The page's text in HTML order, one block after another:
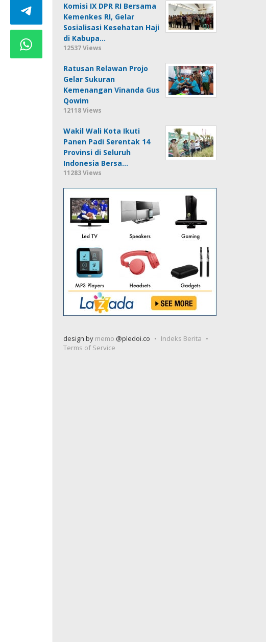
Komisi IX DPR RI Bersama
Kemenkes RI, Gelar
Sosialisasi Kesehatan Haji
di Kabupa…
12537 Views
Ratusan Relawan Projo
Gelar Sukuran
Kemenangan Vinanda Gus
Qowim
12118 Views
Wakil Wali Kota Ikuti
Panen Padi Serentak 14
Provinsi di Seluruh
Indonesia Bersa…
11283 Views
design by memo @pledoi.co
Indeks Berita
Terms of Service